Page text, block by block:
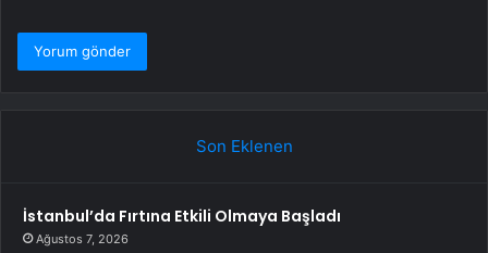
Son Eklenen
İstanbul’da Fırtına Etkili Olmaya Başladı
Ağustos 7, 2026